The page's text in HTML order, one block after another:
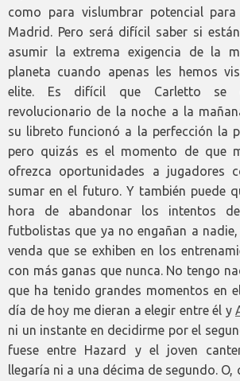
como para vislumbrar potencial
Madrid. Pero será difícil saber si
asumir la extrema exigencia de la
planeta cuando apenas les hemos
elite. Es difícil que Carletto se
revolucionario de la noche a la
su libreto funcionó a la perfección la
pero quizás es el momento de que
ofrezca oportunidades a jugadores
sumar en el futuro. Y también puede
hora de abandonar los intentos
futbolistas que ya no engañan a
venda que se exhiben en los
con más ganas que nunca. No tengo
que ha tenido grandes momentos en
día de hoy me dieran a elegir entre él y
ni un instante en decidirme por el
fuese entre Hazard y el joven
llegaría ni a una décima de segundo.